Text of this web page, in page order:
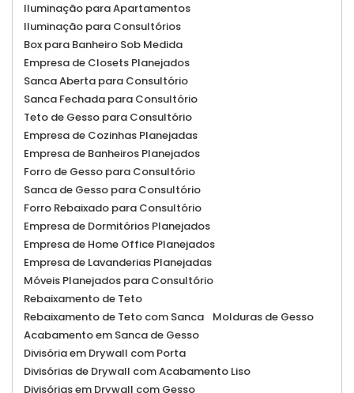
Iluminação para Apartamentos
Iluminação para Consultórios
Box para Banheiro Sob Medida
Empresa de Closets Planejados
Sanca Aberta para Consultório
Sanca Fechada para Consultório
Teto de Gesso para Consultório
Empresa de Cozinhas Planejadas
Empresa de Banheiros Planejados
Forro de Gesso para Consultório
Sanca de Gesso para Consultório
Forro Rebaixado para Consultório
Empresa de Dormitórios Planejados
Empresa de Home Office Planejados
Empresa de Lavanderias Planejadas
Móveis Planejados para Consultório
Rebaixamento de Teto
Rebaixamento de Teto com Sanca
Molduras de Gesso
Acabamento em Sanca de Gesso
Divisória em Drywall com Porta
Divisórias de Drywall com Acabamento Liso
Divisórias em Drywall com Gesso